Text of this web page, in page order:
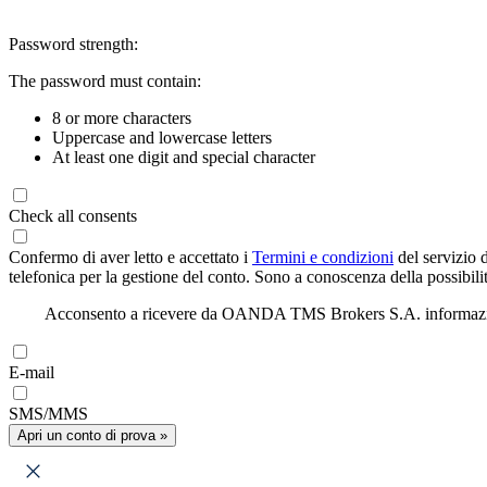
Password strength:
The password must contain:
8 or more characters
Uppercase and lowercase letters
At least one digit and special character
Check all consents
Confermo di aver letto e accettato i Termini e condizioni del servizio
telefonica per la gestione del conto. Sono a conoscenza della
Acconsento a ricevere da OANDA TMS Brokers S.A.
E-mail
SMS/MMS
Apri un conto di prova »